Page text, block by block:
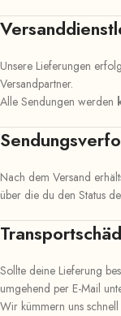
Unsere Lieferungen
Versandpartner.
Alle Sendungen werden
Nach dem Versand
über die du den Status
Sollte deine Lieferung
umgehend per E-Mail
Wir kümmern uns